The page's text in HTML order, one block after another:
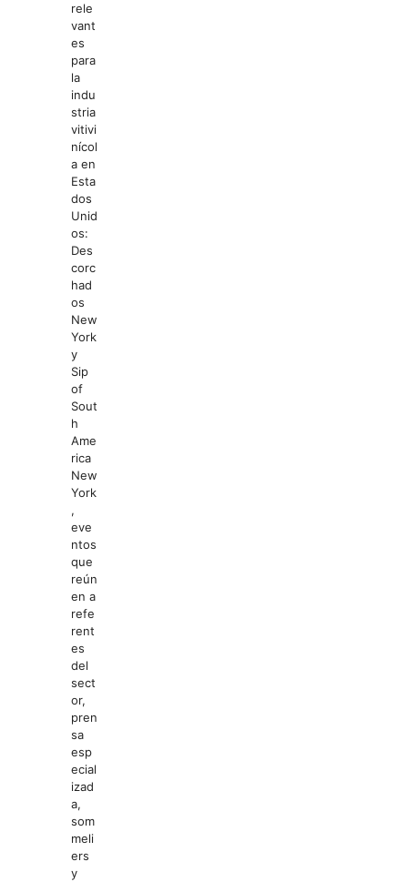
rele
vant
es
para
la
indu
stria
vitivi
nícol
a en
Esta
dos
Unid
os:
Des
corc
had
os
New
York
y
Sip
of
Sout
h
Ame
rica
New
York
,
eve
ntos
que
reún
en a
refe
rent
es
del
sect
or,
pren
sa
esp
ecial
izad
a,
som
meli
ers
y